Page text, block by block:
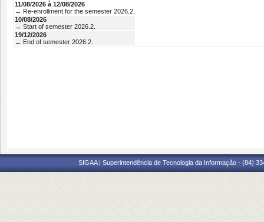
11/08/2026 à 12/08/2026
→ Re-enrollment for the semester 2026.2.
10/08/2026
→ Start of semester 2026.2.
19/12/2026
→ End of semester 2026.2.
SIGAA | Superintendência de Tecnologia da Informação - (84)